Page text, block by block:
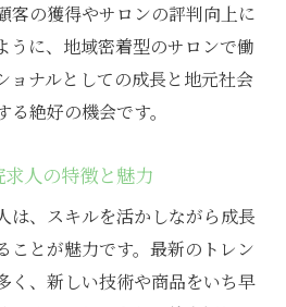
活かしている美容師の声
キルアップを実現する方法
必要なスキルセット
なたの美容院求人の選び方
人を選ぶ際のチェックポイ
容院での求人選びの注意点
客の獲得やサロンの評判向上に
うに、地域密着型のサロンで働
ョナルとしての成長と地元社会
絶好の機会です。
人の特徴と魅力
は、スキルを活かしながら成長
ことが魅力です。最新のトレン
く、新しい技術や商品をいち早